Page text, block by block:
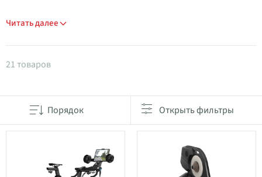
Читать далее
Товары в категории Велотренажеры для дома
21 товаров
Порядок Открыть фильтры